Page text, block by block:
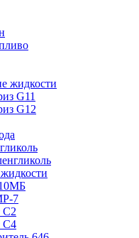
жидкости
G11
G12
7
С2
С4